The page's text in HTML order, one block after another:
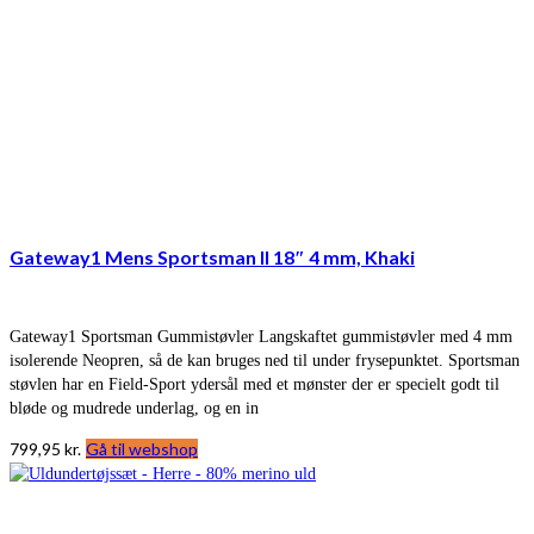
Gateway1 Mens Sportsman II 18″ 4 mm, Khaki
Gateway1 Sportsman Gummistøvler Langskaftet gummistøvler med 4 mm
isolerende Neopren, så de kan bruges ned til under frysepunktet. Sportsman
støvlen har en Field-Sport ydersål med et mønster der er specielt godt til
bløde og mudrede underlag, og en in
799,95 kr. Gå til webshop